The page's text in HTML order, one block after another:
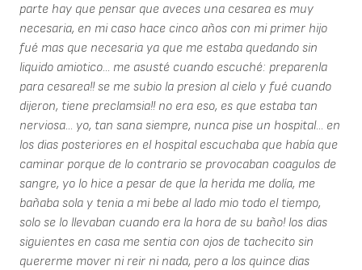
parte hay que pensar que aveces una cesarea es muy
necesaria, en mi caso hace cinco años con mi primer hijo
fué mas que necesaria ya que me estaba quedando sin
liquido amiotico... me asusté cuando escuché: preparenla
para cesarea!! se me subio la presion al cielo y fué cuando
dijeron, tiene preclamsia!! no era eso, es que estaba tan
nerviosa... yo, tan sana siempre, nunca pise un hospital... en
los dias posteriores en el hospital escuchaba que había que
caminar porque de lo contrario se provocaban coagulos de
sangre, yo lo hice a pesar de que la herida me dolía, me
bañaba sola y tenia a mi bebe al lado mio todo el tiempo,
solo se lo llevaban cuando era la hora de su baño! los dias
siguientes en casa me sentia con ojos de tachecito sin
quererme mover ni reir ni nada, pero a los quince dias